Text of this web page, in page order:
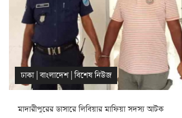
ঢাকা|বাংলাদেশ|বিশেষ নিউজ
মাদারীপুরের ডাসারে লিবিয়ার মাফিয়া সদস্য আটক